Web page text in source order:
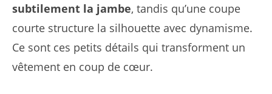
subtilement la jambe, tandis qu’une coupe
courte structure la silhouette avec dynamisme.
Ce sont ces petits détails qui transforment un
vêtement en coup de cœur.